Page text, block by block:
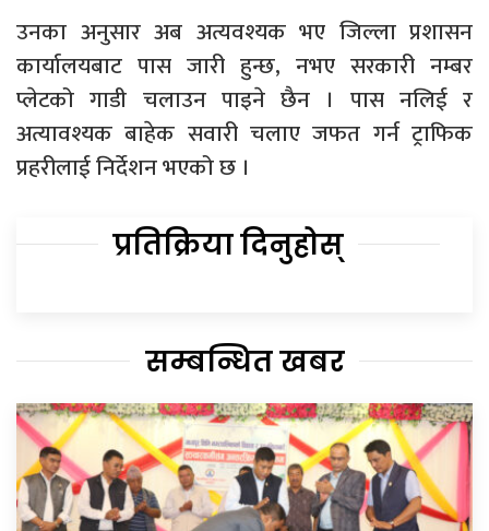
उनका अनुसार अब अत्यवश्यक भए जिल्ला प्रशासन
कार्यालयबाट पास जारी हुन्छ, नभए सरकारी नम्बर
प्लेटको गाडी चलाउन पाइने छैन । पास नलिई र
अत्यावश्यक बाहेक सवारी चलाए जफत गर्न ट्राफिक
प्रहरीलाई निर्देशन भएको छ ।
प्रतिक्रिया दिनुहोस्
सम्बन्धित खबर